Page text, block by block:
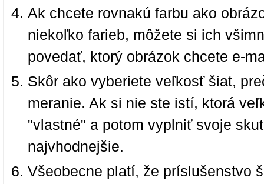
Ak chcete rovnakú farbu ako
niekoľko farieb, môžete si ich
povedať, ktorý obrázok chcete e-
Skôr ako vyberiete veľkosť šiat,
meranie. Ak si nie ste istí, ktorá
"vlastné" a potom vyplniť svoje
najvhodnejšie.
Všeobecne platí, že príslušenstvo